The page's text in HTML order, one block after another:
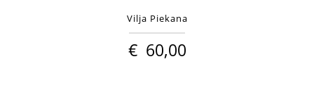
Vilja Piekana
€ 60,00